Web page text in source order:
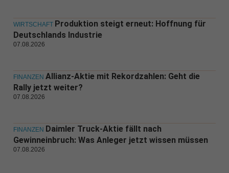
WIRTSCHAFT Produktion steigt erneut: Hoffnung für
Deutschlands Industrie
07.08.2026
FINANZEN Allianz-Aktie mit Rekordzahlen: Geht die
Rally jetzt weiter?
07.08.2026
FINANZEN Daimler Truck-Aktie fällt nach
Gewinneinbruch: Was Anleger jetzt wissen müssen
07.08.2026